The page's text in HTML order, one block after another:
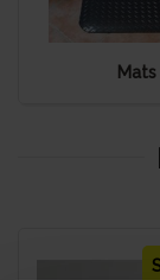
Mats